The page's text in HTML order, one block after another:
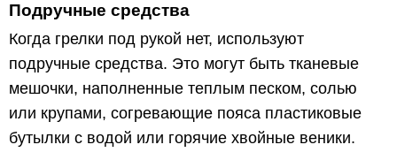
Подручные средства
Когда грелки под рукой нет, используют
подручные средства. Это могут быть тканевые
мешочки, наполненные теплым песком, солью
или крупами, согревающие пояса пластиковые
бутылки с водой или горячие хвойные веники.